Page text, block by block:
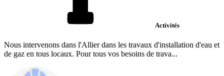
Activités
Nous intervenons dans l'Allier dans les travaux d'installation d'eau et
de gaz en tous locaux. Pour tous vos besoins de trava...